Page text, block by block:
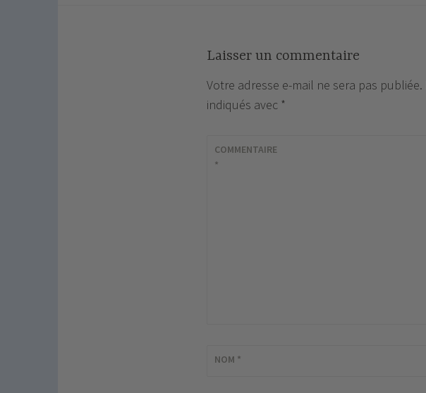
Laisser un commentaire
Votre adresse e-mail ne sera pas publiée.
indiqués avec *
COMMENTAIRE
*
NOM *